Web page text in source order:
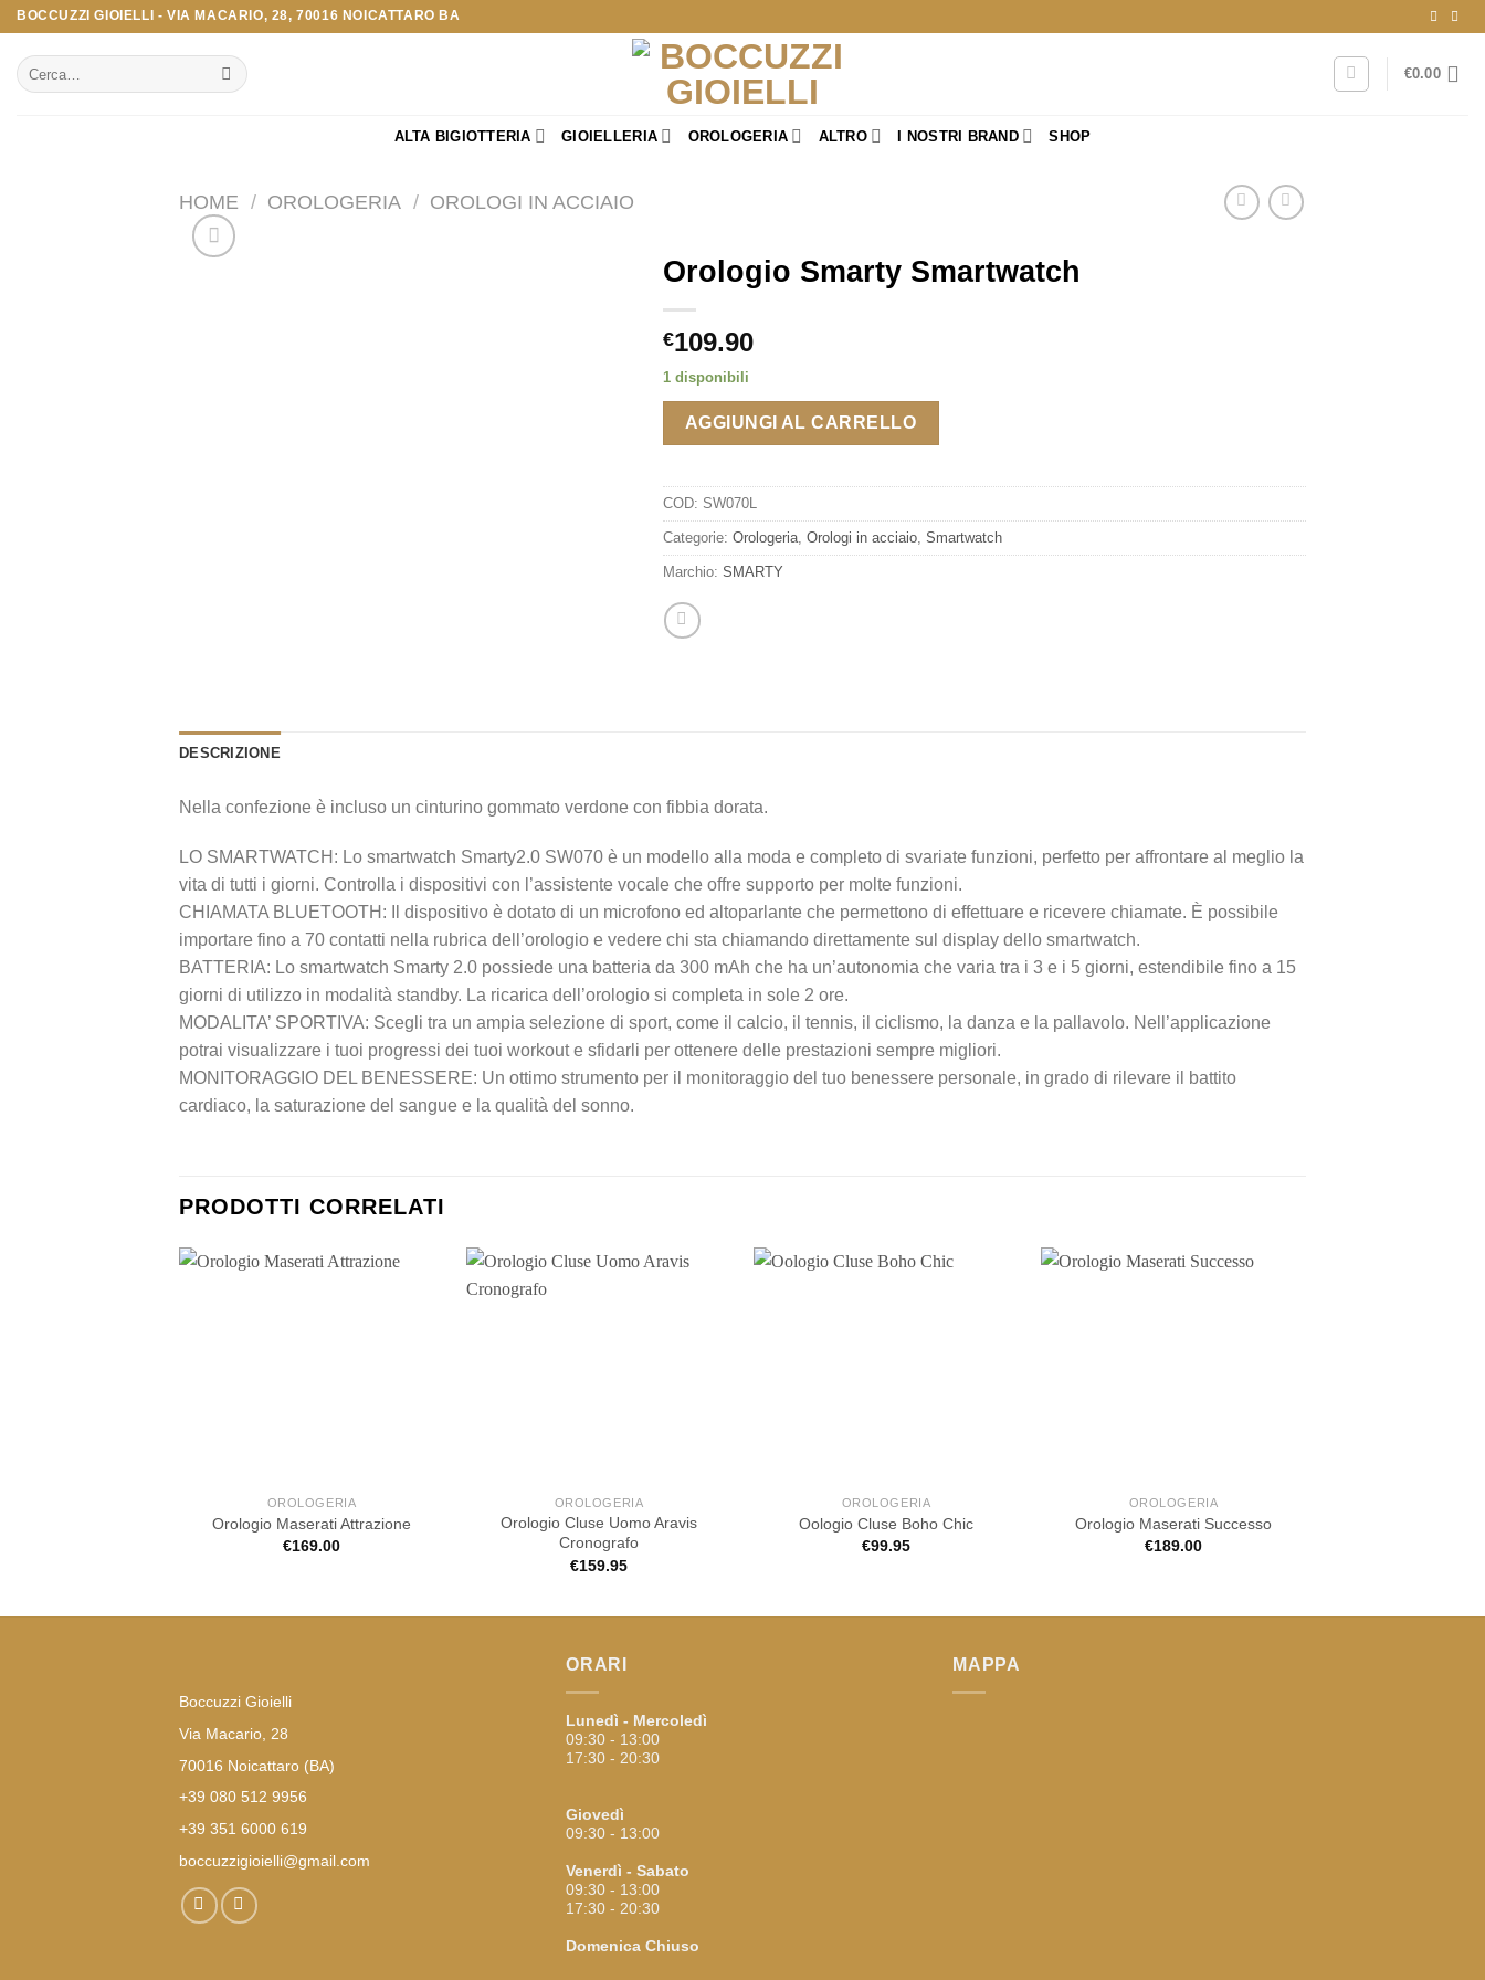
Salta
contenuti
BOCCUZZI GIOIELLI - VIA MACARIO, 28, 70016 NOICATTARO BA
Cerca:
€0.00
ALTA BIGIOTTERIA GIOIELLERIA OROLOGERIA ALTRO I NOSTRI BRAND SHOP
HOME / OROLOGERIA / OROLOGI IN ACCIAIO
Orologio Smarty Smartwatch
€109.90
1 disponibili
AGGIUNGI AL CARRELLO
COD: SW070L
Categorie: Orologeria, Orologi in acciaio, Smartwatch
Marchio: SMARTY
DESCRIZIONE
Nella confezione è incluso un cinturino gommato verdone con fibbia dorata.
LO SMARTWATCH: Lo smartwatch Smarty2.0 SW070 è un modello alla moda e completo di svariate funzioni, perfetto per affrontare al meglio la
vita di tutti i giorni. Controlla i dispositivi con l’assistente vocale che offre supporto per molte funzioni.
CHIAMATA BLUETOOTH: Il dispositivo è dotato di un microfono ed altoparlante che permettono di effettuare e ricevere chiamate. È possibile
importare fino a 70 contatti nella rubrica dell’orologio e vedere chi sta chiamando direttamente sul display dello smartwatch.
BATTERIA: Lo smartwatch Smarty 2.0 possiede una batteria da 300 mAh che ha un’autonomia che varia tra i 3 e i 5 giorni, estendibile fino a 15
giorni di utilizzo in modalità standby. La ricarica dell’orologio si completa in sole 2 ore.
MODALITA’ SPORTIVA: Scegli tra un ampia selezione di sport, come il calcio, il tennis, il ciclismo, la danza e la pallavolo. Nell’applicazione
potrai visualizzare i tuoi progressi dei tuoi workout e sfidarli per ottenere delle prestazioni sempre migliori.
MONITORAGGIO DEL BENESSERE: Un ottimo strumento per il monitoraggio del tuo benessere personale, in grado di rilevare il battito
cardiaco, la saturazione del sangue e la qualità del sonno.
PRODOTTI CORRELATI
OROLOGERIA
Orologio Maserati Attrazione
€169.00
OROLOGERIA
Orologio Cluse Uomo Aravis
Cronografo
€159.95
OROLOGERIA
Oologio Cluse Boho Chic
€99.95
OROLOGERIA
Orologio Maserati Successo
€189.00
Boccuzzi Gioielli
Via Macario, 28
70016 Noicattaro (BA)
+39 080 512 9956
+39 351 6000 619
boccuzzigioielli@gmail.com
ORARI
Lunedì - Mercoledì
09:30 - 13:00
17:30 - 20:30
Giovedì
09:30 - 13:00
Venerdì - Sabato
09:30 - 13:00
17:30 - 20:30
Domenica Chiuso
MAPPA